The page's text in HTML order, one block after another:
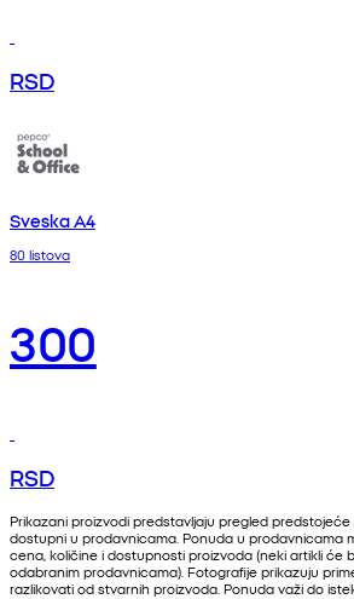
RSD
Sveska A4
80 listova
300
RSD
Prikazani proizvodi predstavljaju pregled
dostupni u prodavnicama. Ponuda u prodavnicama
cena, količine i dostupnosti proizvoda (neki artikli će
odabranim prodavnicama). Fotografije prikazuju
razlikovati od stvarnih proizvoda. Ponuda važi do